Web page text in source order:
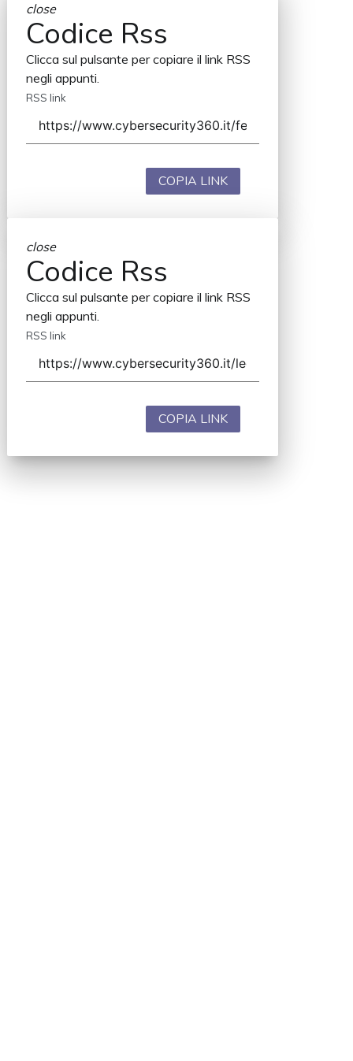
close
Codice Rss
Clicca sul pulsante per copiare il link RSS
negli appunti.
RSS link
COPIA LINK
close
Codice Rss
Clicca sul pulsante per copiare il link RSS
negli appunti.
RSS link
COPIA LINK